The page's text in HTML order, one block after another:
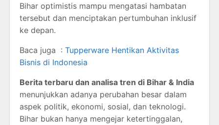
Bihar optimistis mampu mengatasi hambatan
tersebut dan menciptakan pertumbuhan inklusif
ke depan.
Baca juga : Tupperware Hentikan Aktivitas
Bisnis di Indonesia
Berita terbaru dan analisa tren di Bihar & India
menunjukkan adanya perubahan besar dalam
aspek politik, ekonomi, sosial, dan teknologi.
Bihar bukan hanya mengejar ketertinggalan,